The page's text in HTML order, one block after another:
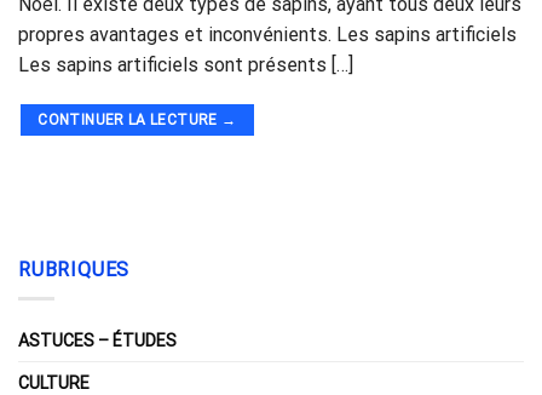
propres avantages et inconvénients. Les sapins artificiels
Les sapins artificiels sont présents […]
CONTINUER LA LECTURE →
RUBRIQUES
ASTUCES – ÉTUDES
CULTURE